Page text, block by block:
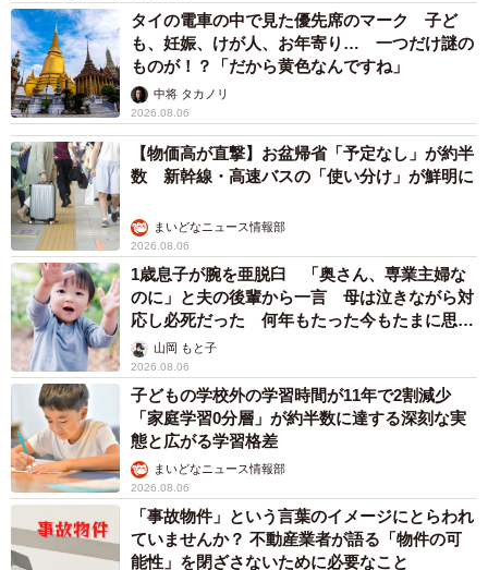
タイの電車の中で見た優先席のマーク 子ど
も、妊娠、けが人、お年寄り… 一つだけ謎の
ものが！？「だから黄色なんですね」
中将 タカノリ
2026.08.06
【物価高が直撃】お盆帰省「予定なし」が約半
数 新幹線・高速バスの「使い分け」が鮮明に
まいどなニュース情報部
2026.08.06
1歳息子が腕を亜脱臼 「奥さん、専業主婦な
のに」と夫の後輩から一言 母は泣きながら対
応し必死だった 何年もたった今もたまに思い
出し…山岡 もと子
2026.08.06
子どもの学校外の学習時間が11年で2割減少
「家庭学習0分層」が約半数に達する深刻な実
態と広がる学習格差
まいどなニュース情報部
2026.08.06
「事故物件」という言葉のイメージにとらわれ
ていませんか？ 不動産業者が語る「物件の可
能性」を閉ざさないために必要なこと